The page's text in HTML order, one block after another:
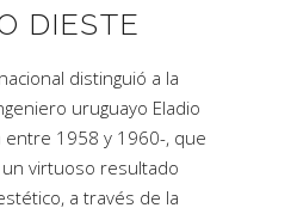
DIESTE
distinguió a la
uruguayo Eladio
1958 y 1960-, que
virtuoso resultado
a través de la